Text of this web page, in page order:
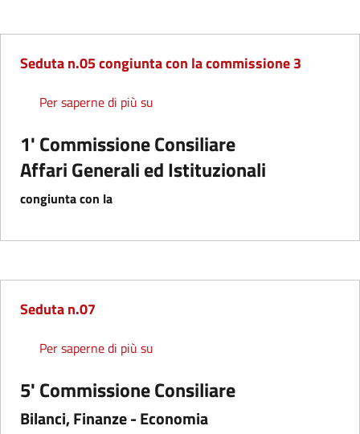
Seduta n.05 congiunta con la commissione 3
Per saperne di più su
1' Commissione Consiliare
Affari Generali ed Istituzionali
congiunta con la
Seduta n.07
Per saperne di più su
5' Commissione Consiliare
Bilanci, Finanze - Economia